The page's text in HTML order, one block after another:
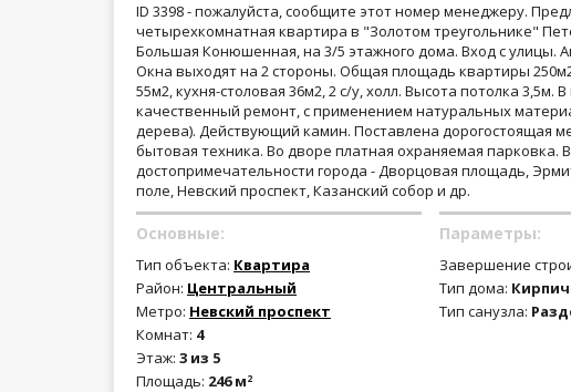
ID 3398 - пожалуйста, сообщите этот номер менеджеру.
четырехкомнатная квартира в "Золотом треугольнике"
Большая Конюшенная, на 3/5 этажного дома. Вход с улицы.
Окна выходят на 2 стороны. Общая площадь квартиры
55м2, кухня-столовая 36м2, 2 с/у, холл. Высота потолка 3,5м.
качественный ремонт, с применением натуральных
дерева). Действующий камин. Поставлена дорогостоящая
бытовая техника. Во дворе платная охраняемая парковка.
достопримечательности города - Дворцовая площадь,
поле, Невский проспект, Казанский собор и др.
Основные:
Тип объекта: Квартира
Район: Центральный
Метро: Невский проспект
Комнат: 4
Этаж: 3 из 5
Площадь: 246 м2
Параметры:
Завершение
Тип дома:
Тип санузла: